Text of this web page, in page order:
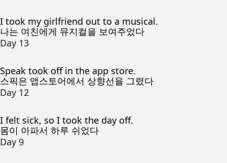
I took my girlfriend out to a musical.
나는 여친에게 뮤지컬을 보여주었다
Day 13
Speak took off in the app store.
스픽은 앱스토어에서 상향선을 그렸다
Day 12
I felt sick, so I took the day off.
몸이 아파서 하루 쉬었다
Day 9